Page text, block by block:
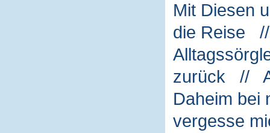
Mit Diesen
die Reise
zurück //
Daheim
vergesse